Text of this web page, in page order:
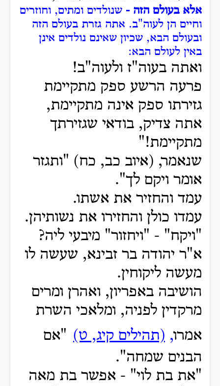
אלא בעולם הזה - שנולדים ומתים, וחוזרים
וחיים הן לעוה"ב. אתה גזרת בעולם הזה
ובעולם הבא, שכיון שאינם נולדים אינן
באין לעולם הבא:
ואתה בעוה"ז ולעוה"ב!
פרעה הרשע ספק מתקיימת
גזירתו ספק אינה מתקיימת,
אתה צדיק, בודאי שגזירתך
מתקיימת!"
שנאמר, (איוב כב, כח) "ותגזר
אומר ויקם לך".
עמד והחזיר את אשתו.
עמדו כולן והחזירו את נשותיהן.
"ויקח" - "ויחזור" מיבעי ליה?
א"ר יהודה בר זבינא, שעשה לו
מעשה ליקוחין.
הושיבה באפריון, ואהרן ומרים
מרקדין לפניה, ומלאכי השרת
אמרו, (תהילים קיג, ט) "אם
הבנים שמחה".
"את בת לוי" - אפשר בת מאה